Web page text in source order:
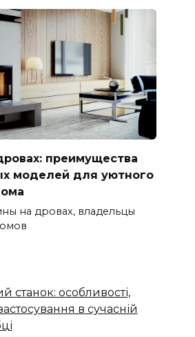
преимущества
моделей для уютного
на дровах, владельцы